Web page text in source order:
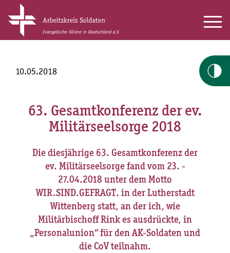
10.05.2018
63. Gesamtkonferenz der ev.
Militärseelsorge 2018
Die diesjährige 63. Gesamtkonferenz der
ev. Militärseelsorge fand vom 23. -
27.04.2018 unter dem Motto
WIR.SIND.GEFRAGT. in der Lutherstadt
Wittenberg statt, an der ich, wie
Militärbischoff Rink es ausdrückte, in
„Personalunion“ für den AK-Soldaten und
die CoV teilnahm.